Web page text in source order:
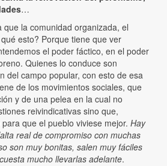
…
que la comunidad organizada, el
esto? Porque tiene que ver
el poder fáctico, en el poder
Quienes lo conduce son
del campo popular, con esto de esa
de los movimientos sociales, que
y de una pelea en la cual no
reivindicativas sino que,
que el pueblo viviese mejor. Hay
real de compromiso con muchas
son muy bonitas, salen muy fáciles
mucho llevarlas adelante.